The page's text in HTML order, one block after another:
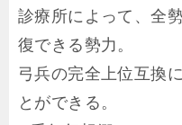
診療所によって、全
復できる勢力。
弓兵の完全上位互換
とができる。